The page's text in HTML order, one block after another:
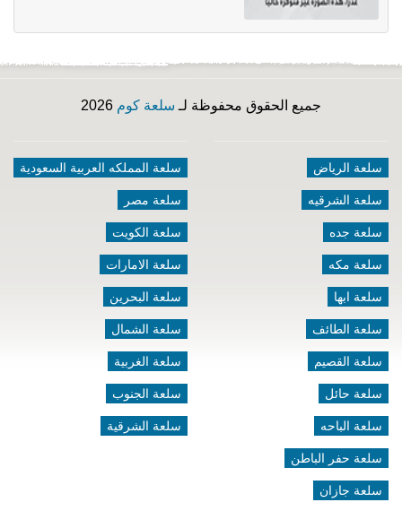
جميع الحقوق محفوظة لـ سلعة كوم
سلعة الرياض
سلعة الشرقيه
سلعة جده
سلعة مكه
سلعة ابها
سلعة الطائف
سلعة القصيم
سلعة حائل
سلعة الباحه
سلعة حفر الباطن
سلعة جازان
سلعة المملكه العربية السعودية
سلعة مصر
سلعة الكويت
سلعة الامارات
سلعة البحرين
سلعة الشمال
سلعة الغربية
سلعة الجنوب
سلعة الشرقية